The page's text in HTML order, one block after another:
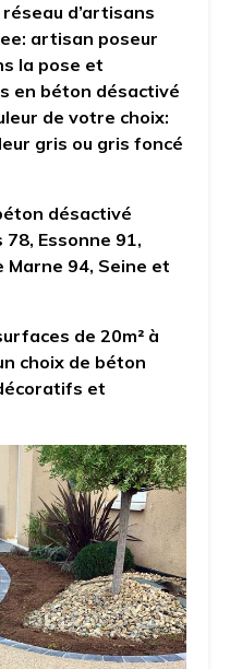
d’artisans
artisan poseur
la pose et
en béton désactivé
de votre choix:
gris ou gris foncé
désactivé
Essonne 91,
Marne 94, Seine et
de 20m² à
choix de béton
et